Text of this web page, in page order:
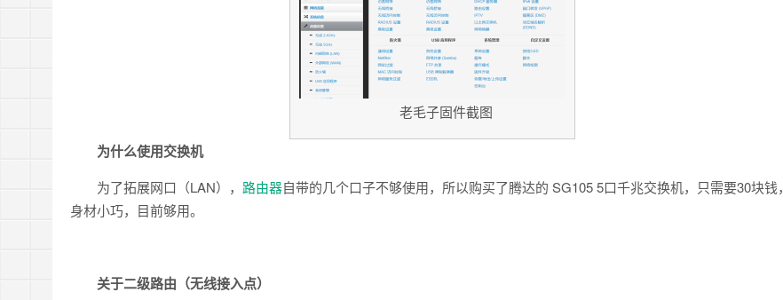
老毛子固件截图
为什么使用交换机
为了拓展网口（LAN）， 路由器自带的几个口子不够使用，所以购买了腾达的 SG105 5口千兆交换机，只需要30块钱，
身材小巧，目前够用。
关于二级路由（无线接入点）